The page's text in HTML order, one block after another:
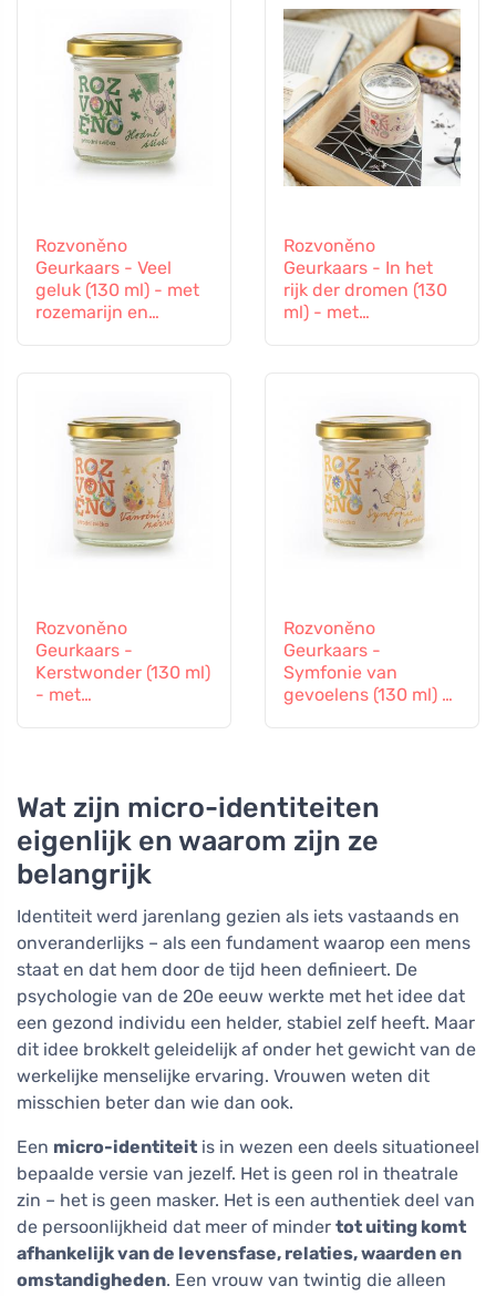
Rozvoněno
Geurkaars - Veel
geluk (130 ml) - met
rozemarijn en
Rozvoněno
Geurkaars - In het
rijk der dromen (130
ml) - met
Rozvoněno
Geurkaars -
Kerstwonder (130 ml)
- met
Rozvoněno
Geurkaars -
Symfonie van
gevoelens (130 ml) -
Wat zijn micro-identiteiten
eigenlijk en waarom zijn ze
belangrijk
Identiteit werd jarenlang gezien als iets vastaands en
onveranderlijks – als een fundament waarop een mens
staat en dat hem door de tijd heen definieert. De
psychologie van de 20e eeuw werkte met het idee dat
een gezond individu een helder, stabiel zelf heeft. Maar
dit idee brokkelt geleidelijk af onder het gewicht van de
werkelijke menselijke ervaring. Vrouwen weten dit
misschien beter dan wie dan ook.
Een micro-identiteit is in wezen een deels situationeel
bepaalde versie van jezelf. Het is geen rol in theatrale
zin – het is geen masker. Het is een authentiek deel van
de persoonlijkheid dat meer of minder tot uiting komt
afhankelijk van de levensfase, relaties, waarden en
omstandigheden. Een vrouw van twintig die alleen